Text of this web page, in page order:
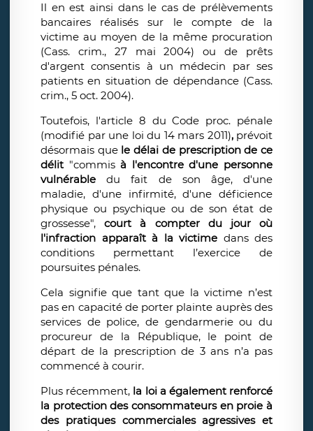
Il en est ainsi dans le cas de prélèvements
bancaires réalisés sur le compte de la
victime au moyen de la même procuration
(Cass. crim., 27 mai 2004) ou de prêts
d'argent consentis à un médecin par ses
patients en situation de dépendance (Cass.
crim., 5 oct. 2004).
Toutefois, l'article 8 du Code proc. pénale
(modifié par une loi du 14 mars 2011), prévoit
désormais que le délai de prescription de ce
délit "commisà l'encontre d'une personne
vulnérable du fait de son âge, d'une
maladie, d'une infirmité, d'une déficience
physique ou psychique ou de son état de
grossesse",court à compter du jour où
l'infraction apparaît à la victime dans des
conditions permettant l’exercice de
poursuites pénales.
Cela signifie que tant que la victime n’est
pas en capacité de porter plainte auprès des
services de police, de gendarmerie ou du
procureur de la République, le point de
départ de la prescription de 3 ans n’a pas
commencé à courir.
Plus récemment, la loi a également renforcé
la protection des consommateurs en proie à
des pratiques commerciales agressives et